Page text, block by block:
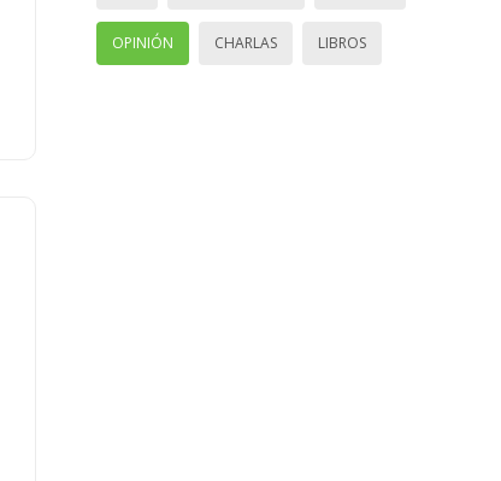
OPINIÓN CHARLAS LIBROS